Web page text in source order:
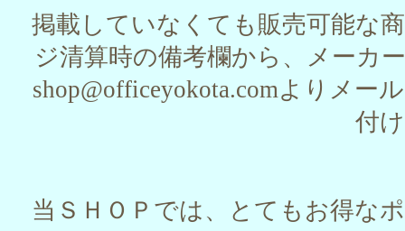
掲載していなくても販売可能な
ジ清算時の備考欄から、メーカ
shop@officeyokota.comよりメー
付
当ＳＨＯＰでは、とてもお得な